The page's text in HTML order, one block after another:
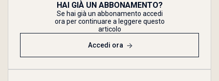
HAI GIÀ UN ABBONAMENTO?
Se hai già un abbonamento accedi
ora per continuare a leggere questo
articolo
Accedi ora